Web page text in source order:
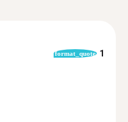
format_quote 1